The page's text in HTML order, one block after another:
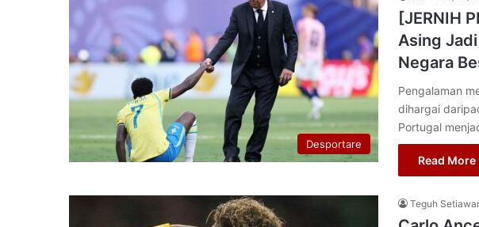
Desportare
[JERNIH
Asing
Negara
Pengalaman
dihargai
Portugal
Read More
Teguh